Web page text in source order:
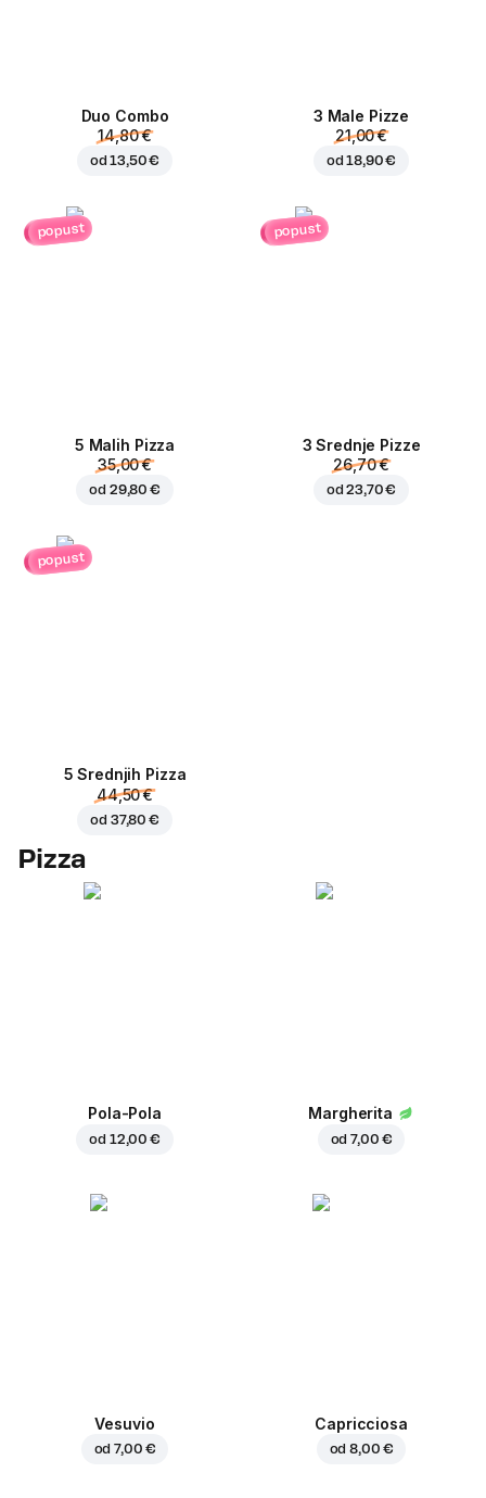
Duo Combo
14,80 €
od13,50 €
3 Male Pizze
21,00 €
od18,90 €
popust
5 Malih Pizza
35,00 €
od 29,80 €
popust
3 Srednje Pizze
26,70 €
od23,70 €
popust
5 Srednjih Pizza
44,50 €
od 37,80 €
Pizza
Pola-Pola
od 12,00 €
Margherita
od7,00 €
Vesuvio
od7,00 €
Capricciosa
od8,00 €